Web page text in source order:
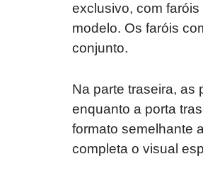
exclusivo, com
modelo. Os faróis
conjunto.
Na parte traseira, as
enquanto a porta
formato semelhante
completa o visual